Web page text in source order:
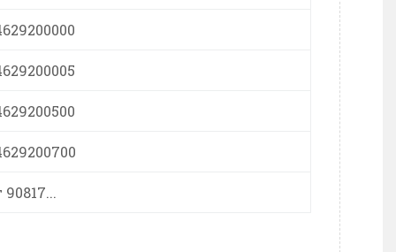
90817...